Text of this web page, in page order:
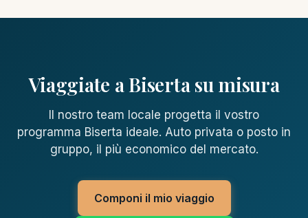
Viaggiate a Biserta su misura
Il nostro team locale progetta il vostro
programma Biserta ideale. Auto privata o posto in
gruppo, il più economico del mercato.
Componi il mio viaggio